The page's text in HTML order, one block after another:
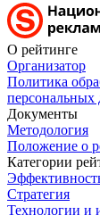
О рейтинге
Организатор
Политика
персональных
Документы
Методология
Положение о
Категории
Стратегия
Технологии и